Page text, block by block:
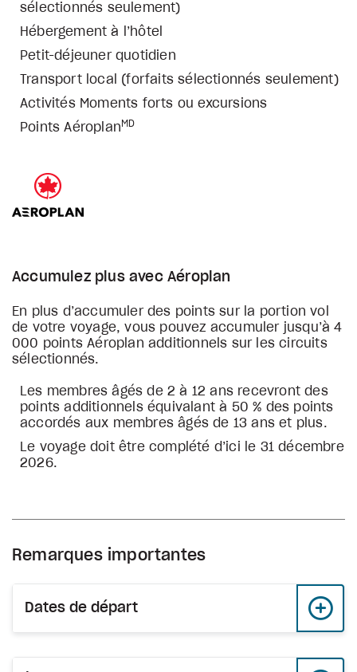
sélectionnés seulement)
Hébergement à l’hôtel
Petit-déjeuner quotidien
Transport local (forfaits sélectionnés seulement)
Activités Moments forts ou excursions
Points Aéroplan MD
Accumulez plus avec Aéroplan
En plus d’accumuler des points sur la portion vol
de votre voyage, vous pouvez accumuler jusqu’à 4
000 points Aéroplan additionnels sur les circuits
sélectionnés.
Les membres âgés de 2 à 12 ans recevront des
points additionnels équivalant à 50 % des points
accordés aux membres âgés de 13 ans et plus.
Le voyage doit être complété d’ici le 31 décembre
2026.
Remarques importantes
Dates de départ